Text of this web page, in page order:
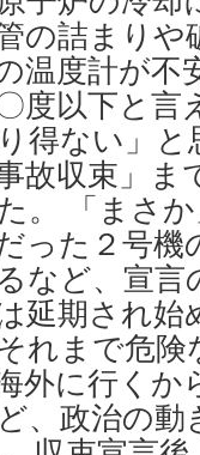
の詰まり
温度計が不
度以下と
得ない」
故収束」ま
。 「まさ
った２号機
など、宣
延期され
れまで危険
外に行くか
、政治の